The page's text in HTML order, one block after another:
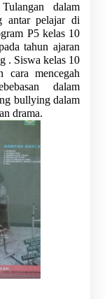
dalam
antar pelajar di
P5 kelas 10
tahun ajaran
. Siswa kelas 10
cara mencegah
dalam
bullying dalam
drama.